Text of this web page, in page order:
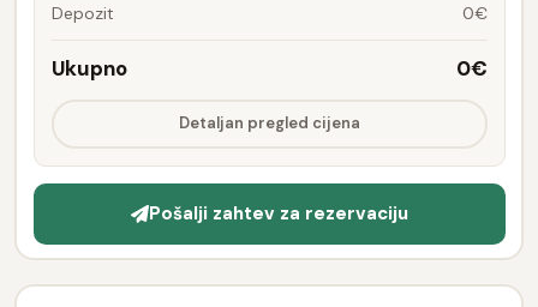
Depozit
0€
Ukupno 0€
Detaljan pregled cijena
Pošalji zahtev za rezervaciju